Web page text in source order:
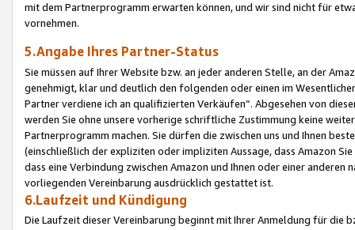
mit dem Partnerprogramm erwarten können, und wir sind nicht für
vornehmen.
5.Angabe Ihres Partner-Status
Sie müssen auf Ihrer Website bzw. an jeder anderen Stelle, an der
genehmigt, klar und deutlich den folgenden oder einen im
Partner verdiene ich an qualifizierten Verkäufen“. Abgesehen von
werden Sie ohne unsere vorherige schriftliche Zustimmung keine
Partnerprogramm machen. Sie dürfen die zwischen uns und Ihnen
(einschließlich der expliziten oder impliziten Aussage, dass Amazon
dass eine Verbindung zwischen Amazon und Ihnen oder einer
vorliegenden Vereinbarung ausdrücklich gestattet ist.
6.Laufzeit und Kündigung
Die Laufzeit dieser Vereinbarung beginnt mit Ihrer Anmeldung für die